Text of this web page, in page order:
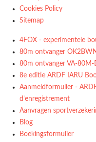
Cookies Policy
Sitemap
4FOX - experimentele
80m ontvanger
80m ontvanger VA-80M-
8e editie ARDF IARU
Aanmeldformulier -
d'enregistrement
Aanvragen
Blog
Boekingsformulier